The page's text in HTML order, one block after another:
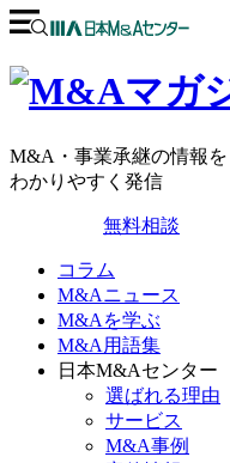
M&A・事業承継の情報を
わかりやすく発信
無料相談
コラム
M&Aニュース
M&Aを学ぶ
M&A用語集
日本M&Aセンター
選ばれる理由
サービス
M&A事例